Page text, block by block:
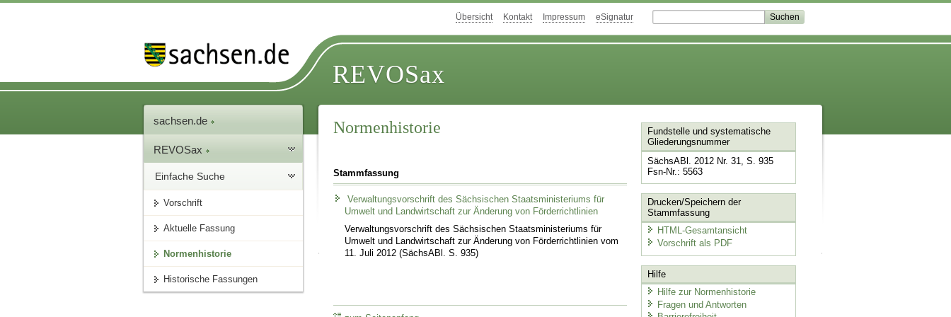
Übersicht Kontakt Impressum eSignatur
REVOSax
sachsen.de
REVOSax
Einfache Suche
Vorschrift
Aktuelle Fassung
Normenhistorie
Historische Fassungen
Normenhistorie
Stammfassung
Verwaltungsvorschrift des Sächsischen Staatsministeriums für
Umwelt und Landwirtschaft zur Änderung von Förderrichtlinien
Verwaltungsvorschrift des Sächsischen Staatsministeriums für
Umwelt und Landwirtschaft zur Änderung von Förderrichtlinien vom
11. Juli 2012 (SächsABl. S. 935)
Fundstelle und systematische
Gliederungsnummer
SächsABl. 2012 Nr. 31, S. 935
Fsn-Nr.: 5563
Drucken/Speichern der
Stammfassung
HTML-Gesamtansicht
Vorschrift als PDF
Hilfe
Hilfe zur Normenhistorie
Fragen und Antworten